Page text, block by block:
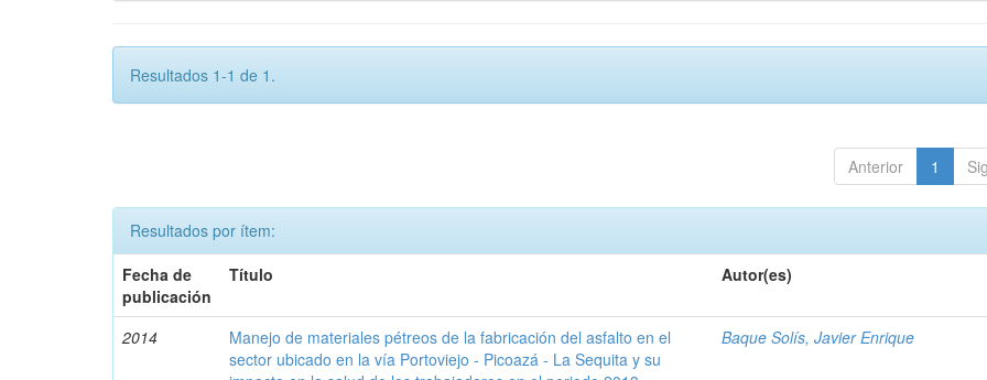
Resultados 1-1 de 1.
Anterior 1
Resultados por ítem:
Fecha de
publicación
Título Autor(es)
2014
Manejo de materiales pétreos de la fabricación del asfalto en el
sector ubicado en la vía Portoviejo - Picoazá - La Sequita y su
Baque Solís, Javier Enrique